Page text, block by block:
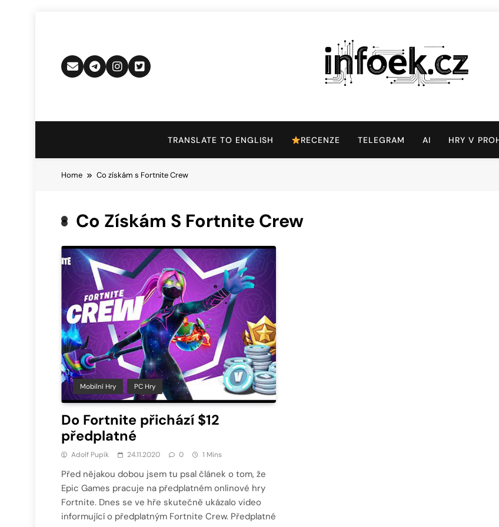
Infoek.cz
TRANSLATE TO ENGLISH RECENZE TELEGRAM AI HRY V
Home Co získám s Fortnite Crew
Co Získám S Fortnite Crew
Mobilní Hry PC Hry
Do Fortnite přichází $12
předplatné
Adolf Pupík 24.11.2020 0 1 Mins
Před nějakou dobou jsem tu psal článek o tom, že
Epic Games pracuje na předplatném onlinové hry
Fortnite. Dnes se ve hře skutečně ukázalo video
informující o předplatným Fortnite Crew. Předplatné